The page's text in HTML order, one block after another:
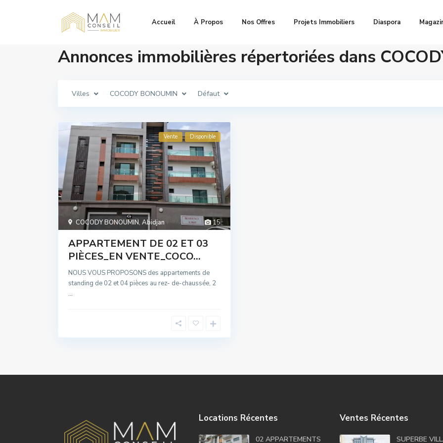
Accueil À Propos Nos Offres Projets Immobiliers Diaspora
Annonces immobilières répertoriées dans
Villes COCODY BONOUMIN Défaut
15
COCODY BONOUMIN, Abidjan
Vente Disponible
APPARTEMENT DE 02 ET 03
PIÈCES_EN VENTE_COCO...
NOUS VOUS PROPOSONS des appartements de
standing de 02 et 04 pièces au rez- de-chaussée, 2
...
Locations Récentes
02 APPARTEMENTS
Ventes Récentes
SUPERBE